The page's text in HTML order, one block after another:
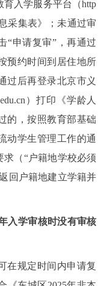
入学服务平台（http
采集表》；未通过审
“申请复审”，再通过
预约时间到居住地所
过后再登录北京市义
）打印《学龄人
的，按照教育部基础
动学生管理工作的通
求（“户籍地学校必须
回户籍地建立学籍并
入学审核时没有审核
规定时间内申请复